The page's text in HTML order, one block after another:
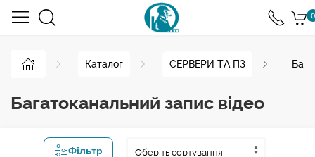
0
Каталог СЕРВЕРИ ТА ПЗ
Багатоканальний запис відео
Фільтр